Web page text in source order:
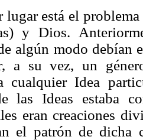
lugar está el
y Dios.
algún modo debían
a su vez, un
cualquier Idea
las Ideas estaba
eran creaciones
el patrón de dicha